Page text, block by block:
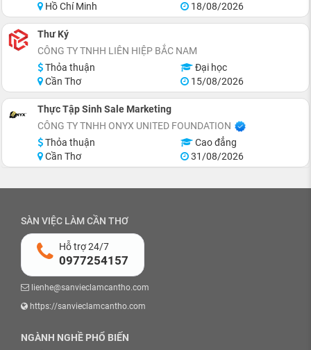
Hồ Chí Minh
18/08/2026
Thư Ký
CÔNG TY TNHH LIÊN HIỆP BẮC NAM
Thỏa thuận
Đại học
Cần Thơ
15/08/2026
Thực Tập Sinh Sale Marketing
CÔNG TY TNHH ONYX UNITED FOUNDATION
Thỏa thuận
Cao đẳng
Cần Thơ
31/08/2026
SÀN VIỆC LÀM CẦN THƠ
Hỗ trợ 24/7
0977254157
lienhe@sanvieclamcantho.com
https://sanvieclamcantho.com
NGÀNH NGHỀ PHỔ BIẾN